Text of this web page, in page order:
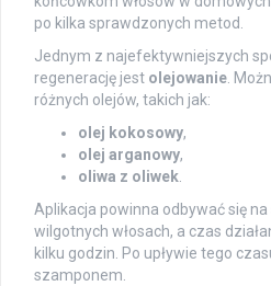
po kilka sprawdzonych metod.
Jednym z najefektywniejszych
regenerację jest olejowanie .
różnych olejów, takich jak:
olej kokosowy,
olej arganowy,
oliwa z oliwek
Aplikacja powinna odbywać się
wilgotnych włosach, a czas
kilku godzin. Po upływie tego
szamponem.